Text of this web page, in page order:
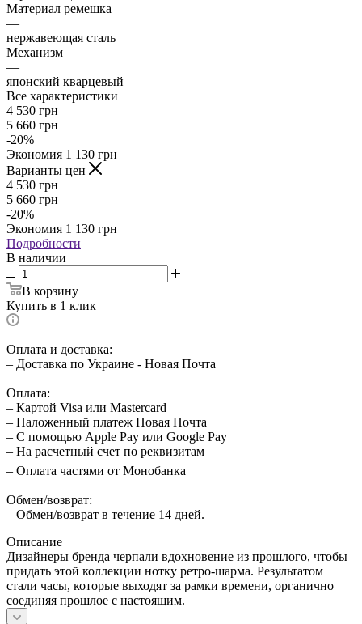
Материал ремешка
—
нержавеющая сталь
Механизм
—
японский кварцевый
Все характеристики
4 530 грн
5 660 грн
-20%
Экономия 1 130 грн
Варианты цен
4 530 грн
5 660 грн
-20%
Экономия 1 130 грн
Подробности
В наличии
В корзину
Купить в 1 клик
Оплата и доставка:
– Доставка по Украине - Новая Почта
Оплата:
– Картой Visa или Mastercard
– Наложенный платеж Новая Почта
– С помощью Apple Pay или Google Pay
– На расчетный счет по реквизитам
– Оплата частями от Монобанка
Обмен/возврат:
– Обмен/возврат в течение 14 дней.
Описание
Дизайнеры бренда черпали вдохновение из прошлого, чтобы
придать этой коллекции нотку ретро-шарма. Результатом
стали часы, которые выходят за рамки времени, органично
соединяя прошлое с настоящим.